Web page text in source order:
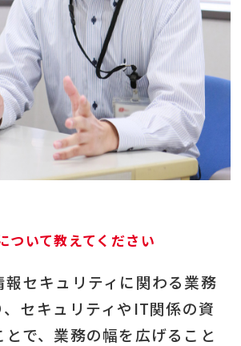
ついて教えてください
セキュリティに関わる業務
セキュリティやIT関係の資
で、業務の幅を広げること